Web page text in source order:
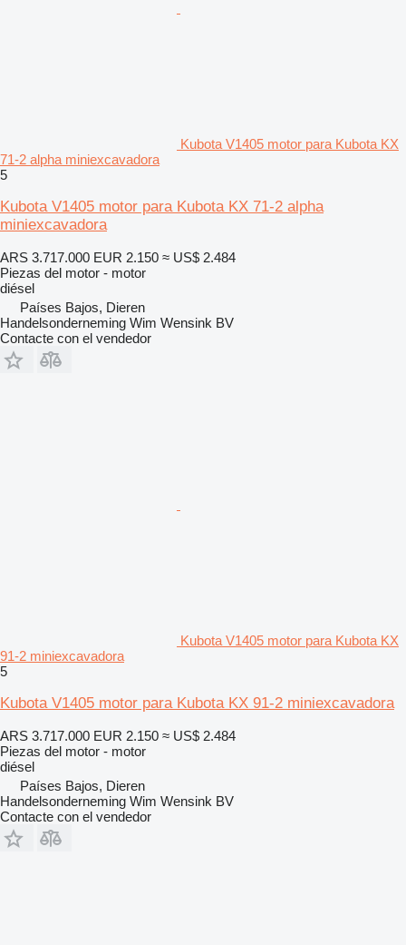
Kubota V1405 motor para Kubota KX
71-2 alpha miniexcavadora
5
Kubota V1405 motor para Kubota KX 71-2 alpha
miniexcavadora
ARS 3.717.000 EUR 2.150 ≈ US$ 2.484
Piezas del motor - motor
diésel
Países Bajos, Dieren
Handelsonderneming Wim Wensink BV
Contacte con el vendedor
Kubota V1405 motor para Kubota KX
91-2 miniexcavadora
5
Kubota V1405 motor para Kubota KX 91-2 miniexcavadora
ARS 3.717.000 EUR 2.150 ≈ US$ 2.484
Piezas del motor - motor
diésel
Países Bajos, Dieren
Handelsonderneming Wim Wensink BV
Contacte con el vendedor